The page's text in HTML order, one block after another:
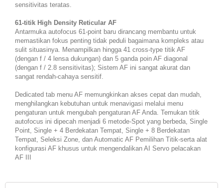
sensitivitas teratas.
61-titik High Density Reticular AF
Antarmuka autofocus 61-point baru dirancang membantu untuk
memastikan fokus penting tidak peduli bagaimana kompleks atau
sulit situasinya. Menampilkan hingga 41 cross-type titik AF
(dengan f / 4 lensa dukungan) dan 5 ganda poin AF diagonal
(dengan f / 2.8 sensitivitas); Sistem AF ini sangat akurat dan
sangat rendah-cahaya sensitif.
Dedicated tab menu AF memungkinkan akses cepat dan mudah,
menghilangkan kebutuhan untuk menavigasi melalui menu
pengaturan untuk mengubah pengaturan AF Anda. Temukan titik
autofocus ini dipecah menjadi 6 metode-Spot yang berbeda, Single
Point, Single + 4 Berdekatan Tempat, Single + 8 Berdekatan
Tempat, Seleksi Zone, dan Automatic AF Pemilihan Titik-serta alat
konfigurasi AF khusus untuk mengendalikan AI Servo pelacakan
AF III